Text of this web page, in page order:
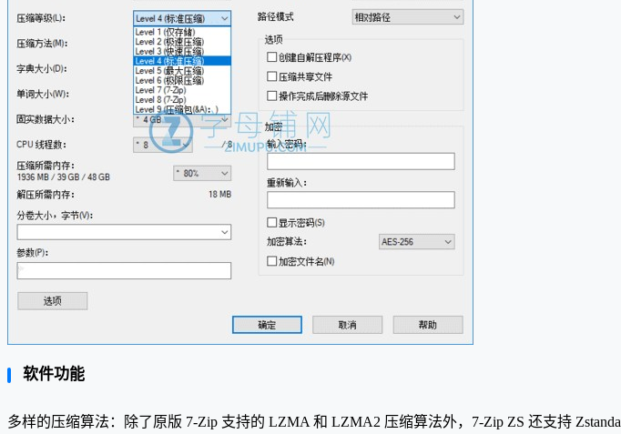
软件功能
多样的压缩算法：除了原版 7-Zip 支持的 LZMA 和 LZMA2 压缩算法外，7-Zip ZS 还支持